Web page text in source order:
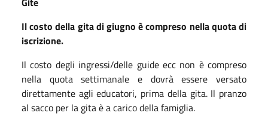
Il costo della gita di giugno è compreso nella quota di
iscrizione.
Il costo degli ingressi/delle guide ecc non è compreso
nella quota settimanale e dovrà essere versato
direttamente agli educatori, prima della gita. Il pranzo
al sacco per la gita è a carico della famiglia.